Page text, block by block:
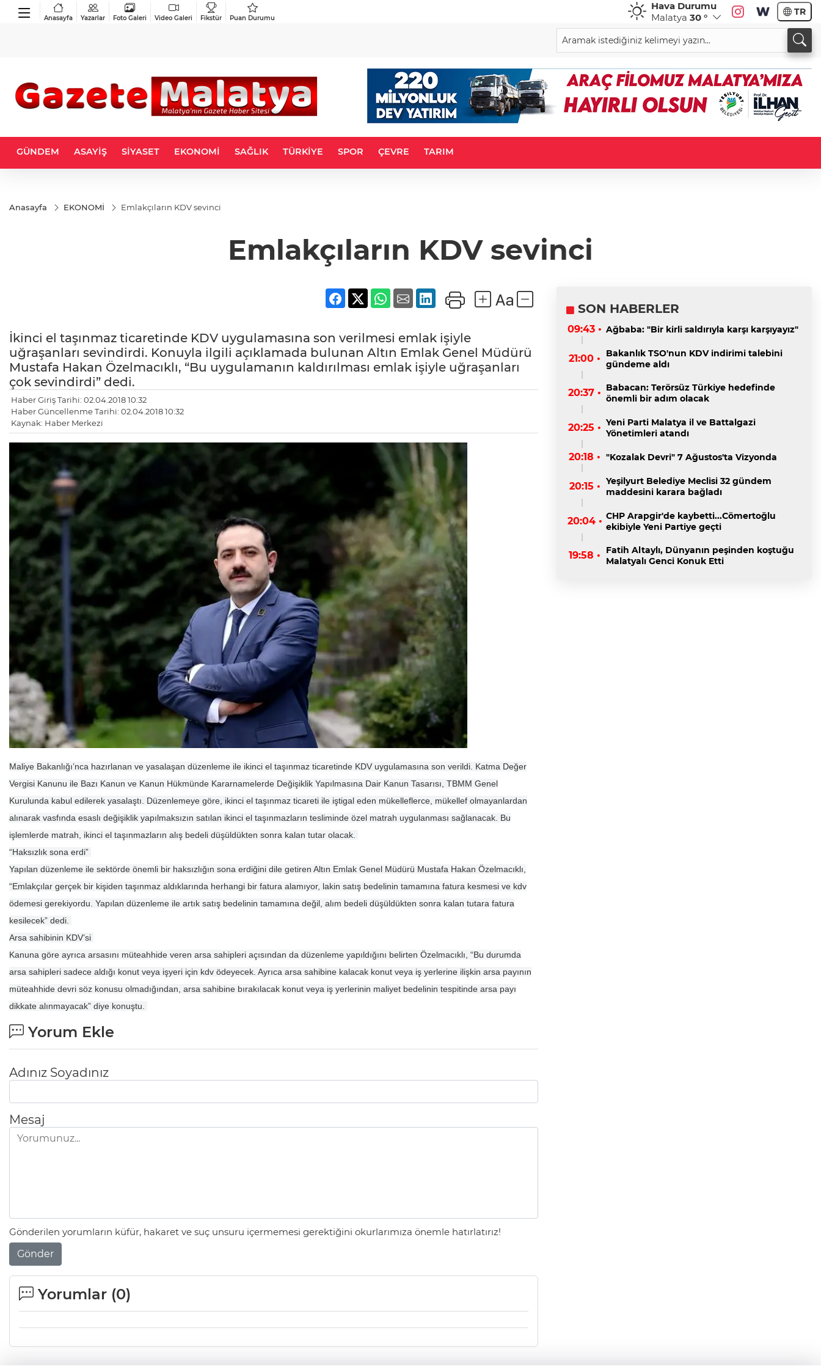
Anasayfa Yazarlar Foto Galeri Video Galeri Fikstür Puan Durumu
Hava Durumu
Malatya 30 ° TR
GÜNDEM ASAYİŞ SİYASET EKONOMİ SAĞLIK TÜRKİYE SPOR ÇEVRE TARIM
Anasayfa EKONOMİ Emlakçıların KDV sevinci
Emlakçıların KDV sevinci
İkinci el taşınmaz ticaretinde KDV uygulamasına son verilmesi emlak işiyle
uğraşanları sevindirdi. Konuyla ilgili açıklamada bulunan Altın Emlak Genel Müdürü
Mustafa Hakan Özelmacıklı, “Bu uygulamanın kaldırılması emlak işiyle uğraşanları
çok sevindirdi” dedi.
Haber Giriş Tarihi: 02.04.2018 10:32
Haber Güncellenme Tarihi: 02.04.2018 10:32
Kaynak: Haber Merkezi
Maliye Bakanlığı’nca hazırlanan ve yasalaşan düzenleme ile ikinci el taşınmaz ticaretinde KDV uygulamasına son verildi. Katma Değer
Vergisi Kanunu ile Bazı Kanun ve Kanun Hükmünde Kararnamelerde Değişiklik Yapılmasına Dair Kanun Tasarısı, TBMM Genel
Kurulunda kabul edilerek yasalaştı. Düzenlemeye göre, ikinci el taşınmaz ticareti ile iştigal eden mükelleflerce, mükellef olmayanlardan
alınarak vasfında esaslı değişiklik yapılmaksızın satılan ikinci el taşınmazların tesliminde özel matrah uygulanması sağlanacak. Bu
işlemlerde matrah, ikinci el taşınmazların alış bedeli düşüldükten sonra kalan tutar olacak.
“Haksızlık sona erdi”
Yapılan düzenleme ile sektörde önemli bir haksızlığın sona erdiğini dile getiren Altın Emlak Genel Müdürü Mustafa Hakan Özelmacıklı,
“Emlakçılar gerçek bir kişiden taşınmaz aldıklarında herhangi bir fatura alamıyor, lakin satış bedelinin tamamına fatura kesmesi ve kdv
ödemesi gerekiyordu. Yapılan düzenleme ile artık satış bedelinin tamamına değil, alım bedeli düşüldükten sonra kalan tutara fatura
kesilecek” dedi.
Arsa sahibinin KDV’si
Kanuna göre ayrıca arsasını müteahhide veren arsa sahipleri açısından da düzenleme yapıldığını belirten Özelmacıklı, “Bu durumda
arsa sahipleri sadece aldığı konut veya işyeri için kdv ödeyecek. Ayrıca arsa sahibine kalacak konut veya iş yerlerine ilişkin arsa payının
müteahhide devri söz konusu olmadığından, arsa sahibine bırakılacak konut veya iş yerlerinin maliyet bedelinin tespitinde arsa payı
dikkate alınmayacak” diye konuştu.
Yorum Ekle
Adınız Soyadınız
Mesaj
Gönderilen yorumların küfür, hakaret ve suç unsuru içermemesi gerektiğini okurlarımıza önemle hatırlatırız!
Gönder
Yorumlar (0)
SON HABERLER
09:43 • Ağbaba: "Bir kirli saldırıyla karşı karşıyayız"
21:00 •
Bakanlık TSO'nun KDV indirimi talebini
gündeme aldı
20:37 • Babacan: Terörsüz Türkiye hedefinde
önemli bir adım olacak
20:25 • Yeni Parti Malatya il ve Battalgazi
Yönetimleri atandı
20:18 • "Kozalak Devri" 7 Ağustos'ta Vizyonda
20:15 • Yeşilyurt Belediye Meclisi 32 gündem
maddesini karara bağladı
20:04 • CHP Arapgir'de kaybetti...Cömertoğlu
ekibiyle Yeni Partiye geçti
19:58 •
Fatih Altaylı, Dünyanın peşinden koştuğu
Malatyalı Genci Konuk Etti